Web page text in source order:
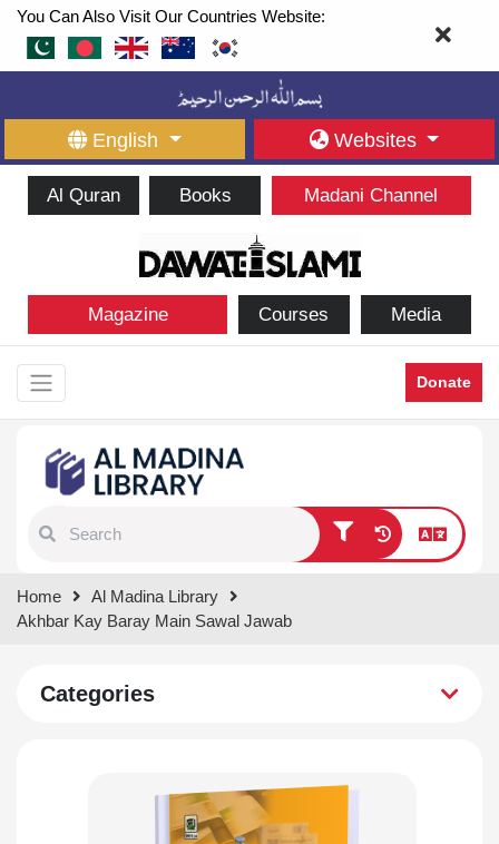
You Can Also Visit Our Countries Website:
English Websites
Al Quran Books Madani Channel
Magazine Courses Media
Donate
results.
Home
Al Madina Library
Akhbar Kay Baray Main Sawal Jawab
Categories